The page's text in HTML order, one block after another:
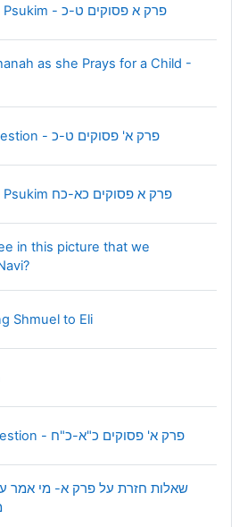
Let's Learn the Psukim - פרק א פסוקים ט-כPage
as she Prays for a Child -
01b Review Question - פרק א' פסוקים ט-כQuiz
Let's Learn the Psukim פרק א פסוקים כא-כחPage
in this picture that we
Shmuel to EliPage
01c Review Question - פרק א' פסוקים כ"א-כ"חQuiz
Quiz